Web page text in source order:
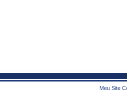
Meu Site